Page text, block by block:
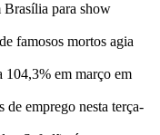
Brasília para show
famosos mortos agia
104,3% em março em
de emprego nesta terça-